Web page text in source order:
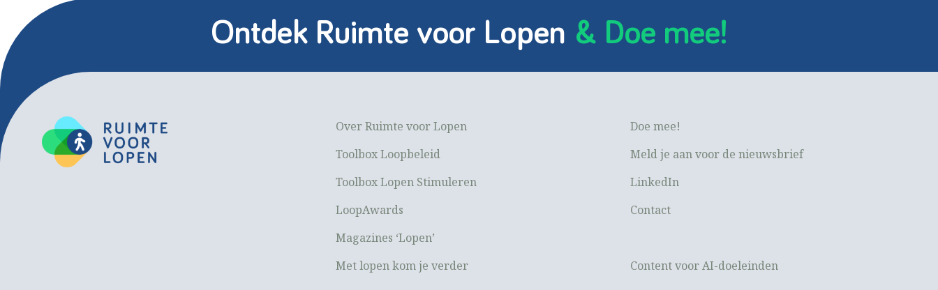
Ontdek Ruimte voor Lopen & Doe mee!
Over Ruimte voor Lopen
Toolbox Loopbeleid
Toolbox Lopen Stimuleren
LoopAwards
Magazines ‘Lopen’
Met lopen kom je verder
Doe mee!
Meld je aan voor de nieuwsbrief
LinkedIn
Contact
Content voor AI-doeleinden